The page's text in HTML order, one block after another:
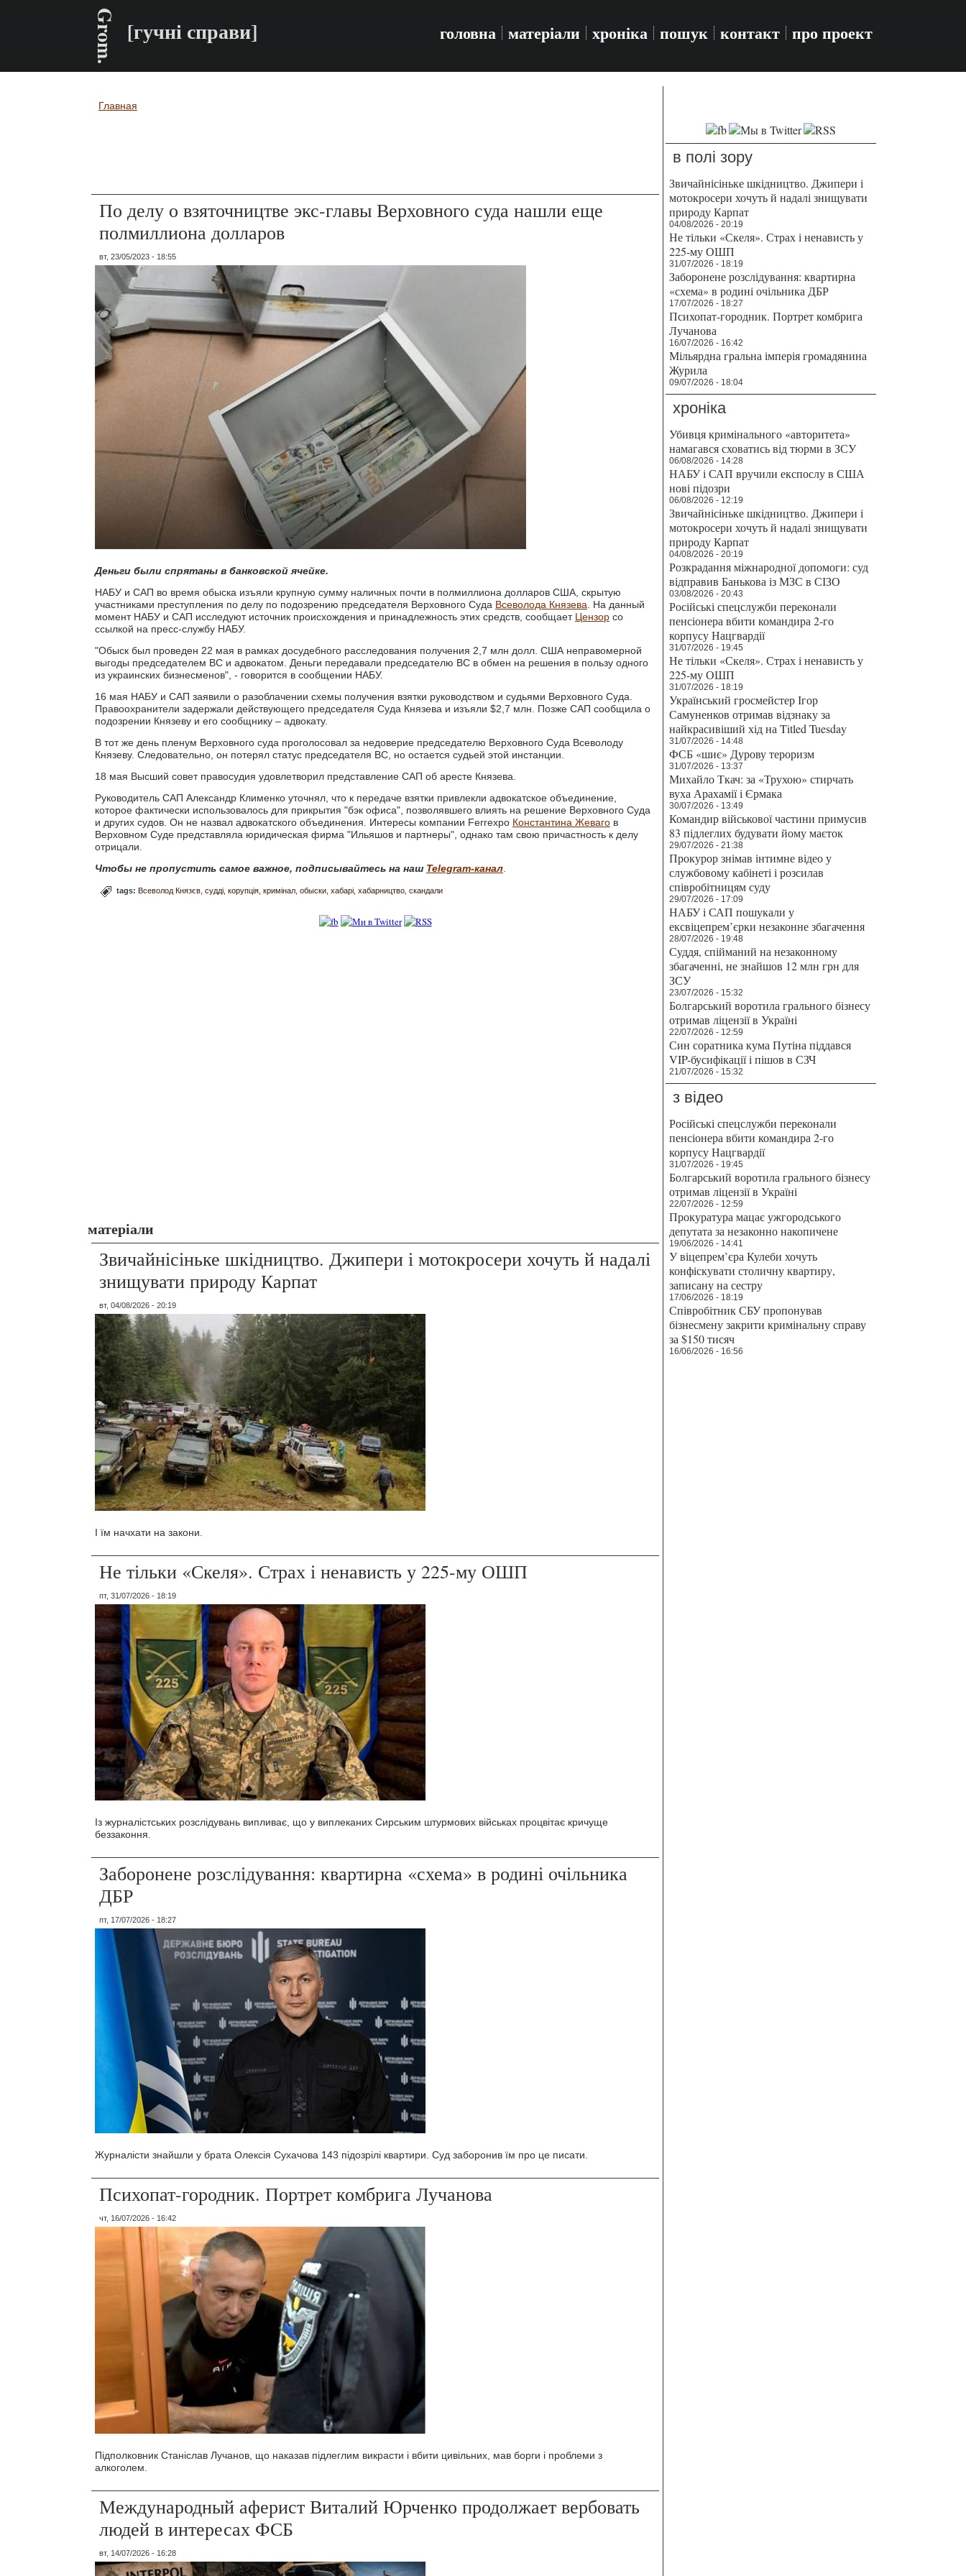
Grom. [гучні справи] головна матеріали хроніка пошук контакт про проект
Вы здесь
Главная
По делу о взяточництве экс-главы Верховного суда нашли еще
полмиллиона долларов
вт, 23/05/2023 - 18:55
Деньги были спрятаны в банковской ячейке.
НАБУ и САП во время обыска изъяли крупную сумму наличных почти в полмиллиона долларов США, скрытую
участниками преступления по делу по подозрению председателя Верховного Суда Всеволода Князева . На данный
момент НАБУ и САП исследуют источник происхождения и принадлежность этих средств, сообщает Цензор со
ссылкой на пресс-службу НАБУ.
"Обыск был проведен 22 мая в рамках досудебного расследования получения 2,7 млн долл. США неправомерной
выгоды председателем ВС и адвокатом. Деньги передавали председателю ВС в обмен на решения в пользу одного
из украинских бизнесменов", - говорится в сообщении НАБУ.
16 мая НАБУ и САП заявили о разоблачении схемы получения взятки руководством и судьями Верховного Суда.
Правоохранители задержали действующего председателя Суда Князева и изъяли $2,7 млн. Позже САП сообщила о
подозрении Князеву и его сообщнику – адвокату.
В тот же день пленум Верховного суда проголосовал за недоверие председателю Верховного Суда Всеволоду
Князеву. Следовательно, он потерял статус председателя ВС, но остается судьей этой инстанции.
18 мая Высший совет правосудия удовлетворил представление САП об аресте Князева.
Руководитель САП Александр Клименко уточнял, что к передаче взятки привлекли адвокатское объединение,
которое фактически использовалось для прикрытия "бэк офиса", позволявшего влиять на решение Верховного Суда
и других судов. Он не назвал адвокатского объединения. Интересы компании Ferrexpo Константина Жеваго в
Верховном Суде представляла юридическая фирма "Ильяшов и партнеры", однако там свою причастность к делу
отрицали.
Чтобы не пропустить самое важное, подписывайтесь на наш Telegram-канал
tags: Всеволод Князєв судді корупція кримінал обыски хабарі хабарництво скандали
матеріали
Звичайнісіньке шкідництво. Джипери і мотокросери хочуть й надалі
знищувати природу Карпат
вт, 04/08/2026 - 20:19
І їм начхати на закони.
Не тільки «Скеля». Страх і ненависть у 225-му ОШП
пт, 31/07/2026 - 18:19
Із журналістських розслідувань випливає, що у виплеканих Сирським штурмових військах процвітає кричуще
беззаконня.
Заборонене розслідування: квартирна «схема» в родині очільника
ДБР
пт, 17/07/2026 - 18:27
Журналісти знайшли у брата Олексія Сухачова 143 підозрілі квартири. Суд заборонив їм про це писати.
Психопат-городник. Портрет комбрига Лучанова
чт, 16/07/2026 - 16:42
Підполковник Станіслав Лучанов, що наказав підлеглим викрасти і вбити цивільних, мав борги і проблеми з
алкоголем.
Международный аферист Виталий Юрченко продолжает вербовать
людей в интересах ФСБ
вт, 14/07/2026 - 16:28
в полі зору
Звичайнісіньке шкідництво. Джипери і
мотокросери хочуть й надалі знищувати
природу Карпат
04/08/2026 - 20:19
Не тільки «Скеля». Страх і ненависть у
225-му ОШП
31/07/2026 - 18:19
Заборонене розслідування: квартирна
«схема» в родині очільника ДБР
17/07/2026 - 18:27
Психопат-городник. Портрет комбрига
Лучанова
16/07/2026 - 16:42
Мільярдна гральна імперія громадянина
Журила
09/07/2026 - 18:04
хроніка
Убивця кримінального «авторитета»
намагався сховатись від тюрми в ЗСУ
06/08/2026 - 14:28
НАБУ і САП вручили експослу в США
нові підозри
06/08/2026 - 12:19
Звичайнісіньке шкідництво. Джипери і
мотокросери хочуть й надалі знищувати
природу Карпат
04/08/2026 - 20:19
Розкрадання міжнародної допомоги: суд
відправив Банькова із МЗС в СІЗО
03/08/2026 - 20:43
Російські спецслужби переконали
пенсіонера вбити командира 2-го
корпусу Нацгвардії
31/07/2026 - 19:45
Не тільки «Скеля». Страх і ненависть у
225-му ОШП
31/07/2026 - 18:19
Український гросмейстер Ігор
Самуненков отримав відзнаку за
найкрасивіший хід на Titled Tuesday
31/07/2026 - 14:48
ФСБ «шиє» Дурову тероризм
31/07/2026 - 13:37
Михайло Ткач: за «Трухою» стирчать
вуха Арахамії і Єрмака
30/07/2026 - 13:49
Командир військової частини примусив
83 підлеглих будувати йому маєток
29/07/2026 - 21:38
Прокурор знімав інтимне відео у
службовому кабінеті і розсилав
співробітницям суду
29/07/2026 - 17:09
НАБУ і САП пошукали у
ексвіцепрем’єрки незаконне збагачення
28/07/2026 - 19:48
Суддя, спійманий на незаконному
збагаченні, не знайшов 12 млн грн для
ЗСУ
23/07/2026 - 15:32
Болгарський воротила грального бізнесу
отримав ліцензії в Україні
22/07/2026 - 12:59
Син соратника кума Путіна піддався
VIP-бусифікації і пішов в СЗЧ
21/07/2026 - 15:32
з відео
Російські спецслужби переконали
пенсіонера вбити командира 2-го
корпусу Нацгвардії
31/07/2026 - 19:45
Болгарський воротила грального бізнесу
отримав ліцензії в Україні
22/07/2026 - 12:59
Прокуратура мацає ужгородського
депутата за незаконно накопичене
19/06/2026 - 14:41
У віцепрем’єра Кулеби хочуть
конфіскувати столичну квартиру,
записану на сестру
17/06/2026 - 18:19
Співробітник СБУ пропонував
бізнесмену закрити кримінальну справу
за $150 тисяч
16/06/2026 - 16:56